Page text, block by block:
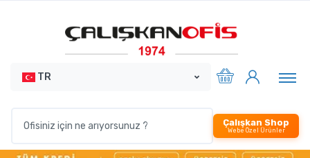
TR
Çalışkan Shop
Webe Özel Ürünler